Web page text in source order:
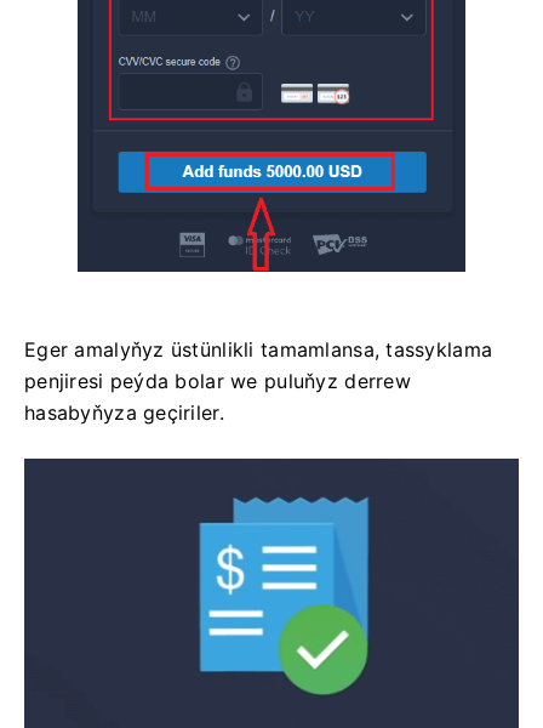
Eger amalyňyz üstünlikli tamamlansa, tassyklama
penjiresi peýda bolar we puluňyz derrew
hasabyňyza geçiriler.